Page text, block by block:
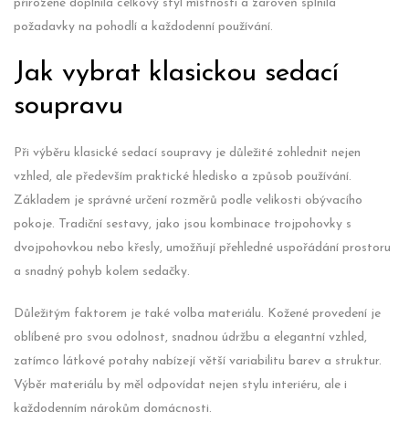
přirozeně doplnila celkový styl místnosti a zároveň splnila
požadavky na pohodlí a každodenní používání.
Jak vybrat klasickou sedací
soupravu
Při výběru klasické sedací soupravy je důležité zohlednit nejen
vzhled, ale především praktické hledisko a způsob používání.
Základem je správné určení rozměrů podle velikosti obývacího
pokoje. Tradiční sestavy, jako jsou kombinace trojpohovky s
dvojpohovkou nebo křesly, umožňují přehledné uspořádání prostoru
a snadný pohyb kolem sedačky.
Důležitým faktorem je také volba materiálu. Kožené provedení je
oblíbené pro svou odolnost, snadnou údržbu a elegantní vzhled,
zatímco látkové potahy nabízejí větší variabilitu barev a struktur.
Výběr materiálu by měl odpovídat nejen stylu interiéru, ale i
každodenním nárokům domácnosti.